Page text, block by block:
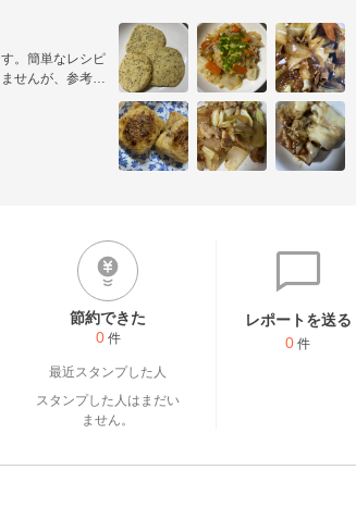
。簡単なレシピ
せんが、参考に
節約できた
0 件
最近スタンプした人
スタンプした人はまだい
ません。
レポートを送る
0 件